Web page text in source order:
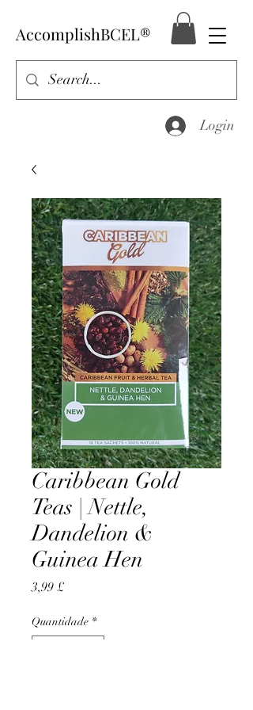
AccomplishBCEL®
Login
Caribbean Gold
Teas | Nettle,
Dandelion &
Guinea Hen
3,99 £Preço
Quantidade *